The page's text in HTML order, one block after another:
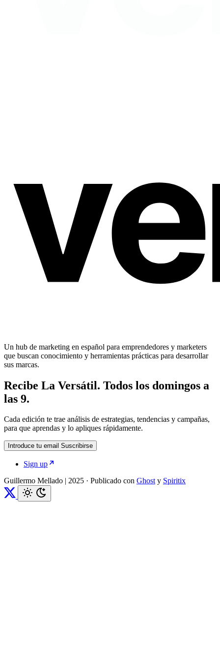
Un hub de marketing en español para emprendedores y marketers
que buscan conocimiento y herramientas prácticas para desarrollar
sus marcas.
Recibe La Versátil. Todos los domingos a
las 9.
Cada edición te trae análisis de estrategias, tendencias y campañas,
para que aprendas y lo apliques rápidamente.
Introduce tu email Suscribirse
Sign up
Guillermo Mellado | 2025 · Publicado con Ghosty Spiritix